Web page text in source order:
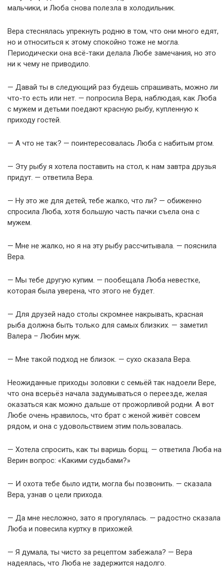
мальчики, и Люба снова полезла в холодильник.
Вера стеснялась упрекнуть родню в том, что они много едят,
но и относиться к этому спокойно тоже не могла.
Периодически она всё-таки делала Любе замечания, но это
ни к чему не приводило.
— Давай ты в следующий раз будешь спрашивать, можно ли
что-то есть или нет. — попросила Вера, наблюдая, как Люба
с мужем и детьми поедают красную рыбу, купленную к
приходу гостей.
— А что не так? — поинтересовалась Люба с набитым ртом.
— Эту рыбу я хотела поставить на стол, к нам завтра друзья
придут. — ответила Вера.
— Ну это же для детей, тебе жалко, что ли? — обиженно
спросила Люба, хотя большую часть пачки съела она с
мужем.
— Мне не жалко, но я на эту рыбу рассчитывала. — пояснила
Вера.
— Мы тебе другую купим. — пообещала Люба невестке,
которая была уверена, что этого не будет.
— Для друзей надо столы скромнее накрывать, красная
рыба должна быть только для самых близких. — заметил
Валера – Любин муж.
— Мне такой подход не близок. — сухо сказала Вера.
Неожиданные приходы золовки с семьёй так надоели Вере,
что она всерьёз начала задумываться о переезде, желая
оказаться как можно дальше от прожорливой родни. А вот
Любе очень нравилось, что брат с женой живёт совсем
рядом, и она с удовольствием этим пользовалась.
— Хотела спросить, как ты варишь борщ. — ответила Люба на
Верин вопрос: «Какими судьбами?»
— И охота тебе было идти, могла бы позвонить. — сказала
Вера, узнав о цели прихода.
— Да мне несложно, зато я прогулялась. — радостно сказала
Люба и повесила куртку в прихожей.
— Я думала, ты чисто за рецептом забежала? — Вера
надеялась, что Люба не задержится надолго.